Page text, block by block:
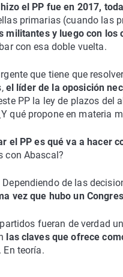
el PP fue en 2017,
primarias (cuando las
militantes y luego con los
con esa doble vuelta.
que tiene que
el líder de la oposición
PP la ley de plazos del
qué propone en materia
el PP es qué va a hacer
con Abascal?
de las
vez que hubo un
fueran de verdad
las claves que ofrece
En teoría.